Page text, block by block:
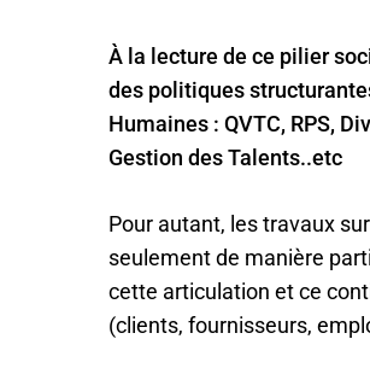
À la lecture de ce pilier
des politiques
Humaines : QVTC, RPS,
Gestion des Talents..etc
Pour autant, les travaux
seulement de manière
cette articulation et ce
(clients, fournisseurs,